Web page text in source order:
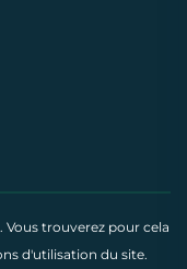
trouverez pour cela
d'utilisation du site.